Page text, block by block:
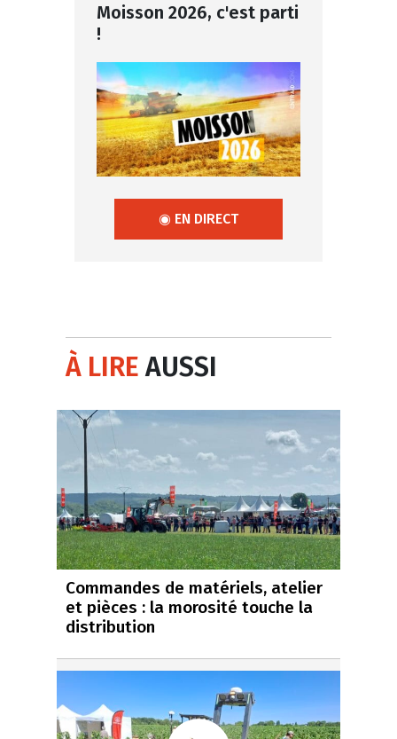
Moisson 2026, c'est parti
!
◉ EN DIRECT
À LIREAUSSI
Commandes de matériels, atelier
et pièces : la morosité touche la
distribution